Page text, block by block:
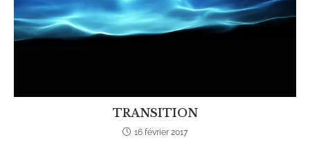
TRANSITION
16 février 2017